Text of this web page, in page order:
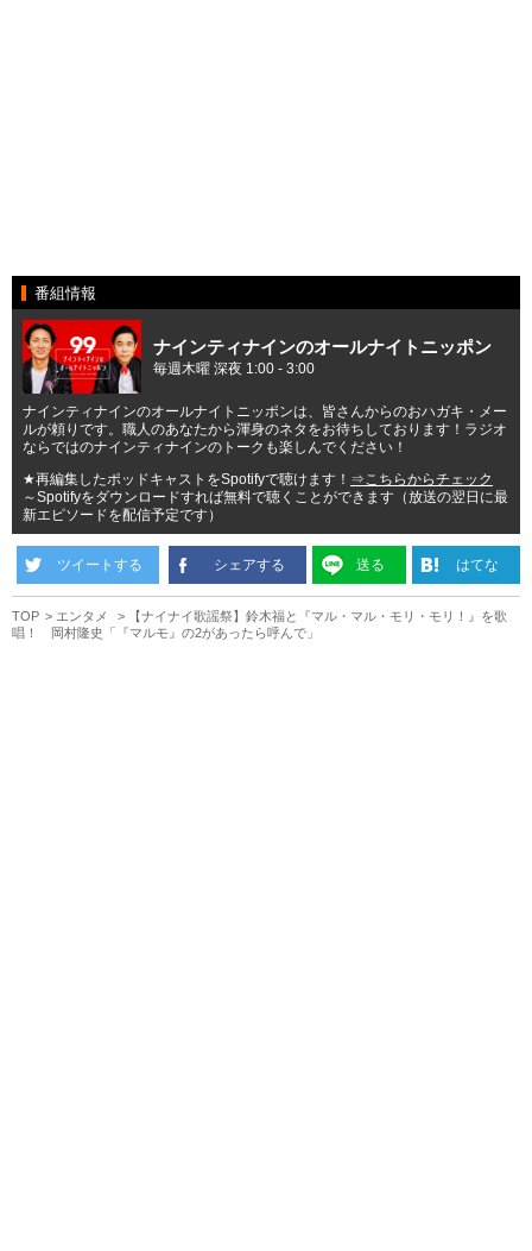
番組情報
ナインティナインのオールナイトニッポン
毎週木曜 深夜 1:00 - 3:00
ナインティナインのオールナイトニッポンは、皆さんからのおハガキ・メー
ルが頼りです。職人のあなたから渾身のネタをお待ちしております！ラジオ
ならではのナインティナインのトークも楽しんでください！
★再編集したポッドキャストをSpotifyで聴けます！ ⇒こちらからチェック
～Spotifyをダウンロードすれば無料で聴くことができます（放送の翌日に最
新エピソードを配信予定です）
ツイートする シェアする 送る はてな
TOP エンタメ
【ナイナイ歌謡祭】鈴木福と『マル・マル・モリ・モリ！』を歌
唱！ 岡村隆史「『マルモ』の2があったら呼んで」